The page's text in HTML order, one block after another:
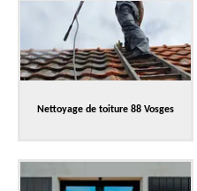
Nettoyage de toiture 88 Vosges